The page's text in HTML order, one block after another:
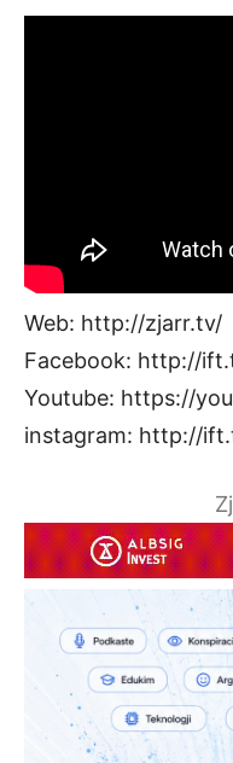
Web: http://zjarr.tv/
Facebook: http://
Youtube: https://
instagram: http://